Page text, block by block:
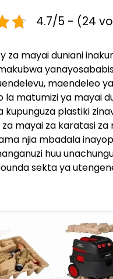
4.7/5 - (24
za mayai duniani
maendeleo
la matumizi ya mayai
kupunguza plastiki
za mayai za karatasi
njia mbadala
huu
sekta ya